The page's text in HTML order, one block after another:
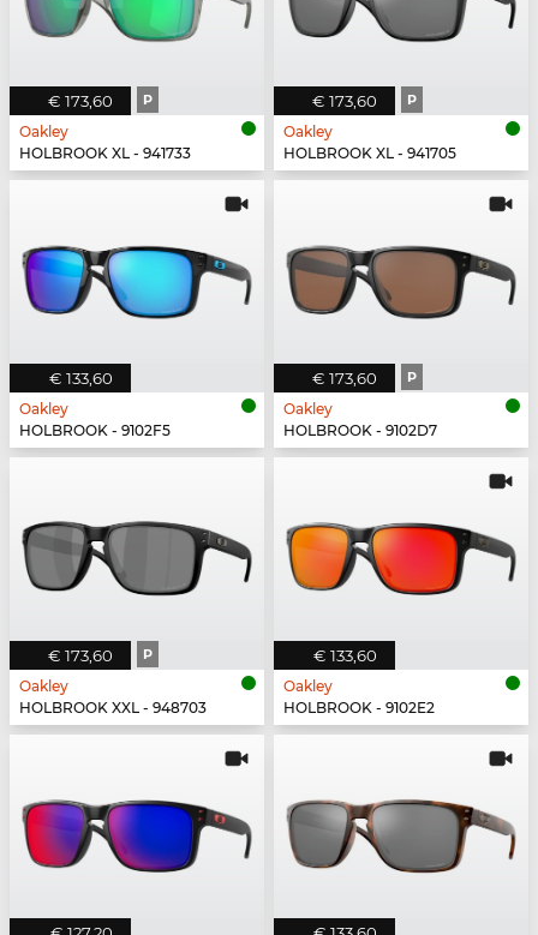
€ 173,60 P
Oakley
HOLBROOK XL - 941733
€ 173,60 P
Oakley
HOLBROOK XL - 941705
€ 133,60
Oakley
HOLBROOK - 9102F5
€ 173,60 P
Oakley
HOLBROOK - 9102D7
€ 173,60 P
Oakley
HOLBROOK XXL - 948703
€ 133,60
Oakley
HOLBROOK - 9102E2